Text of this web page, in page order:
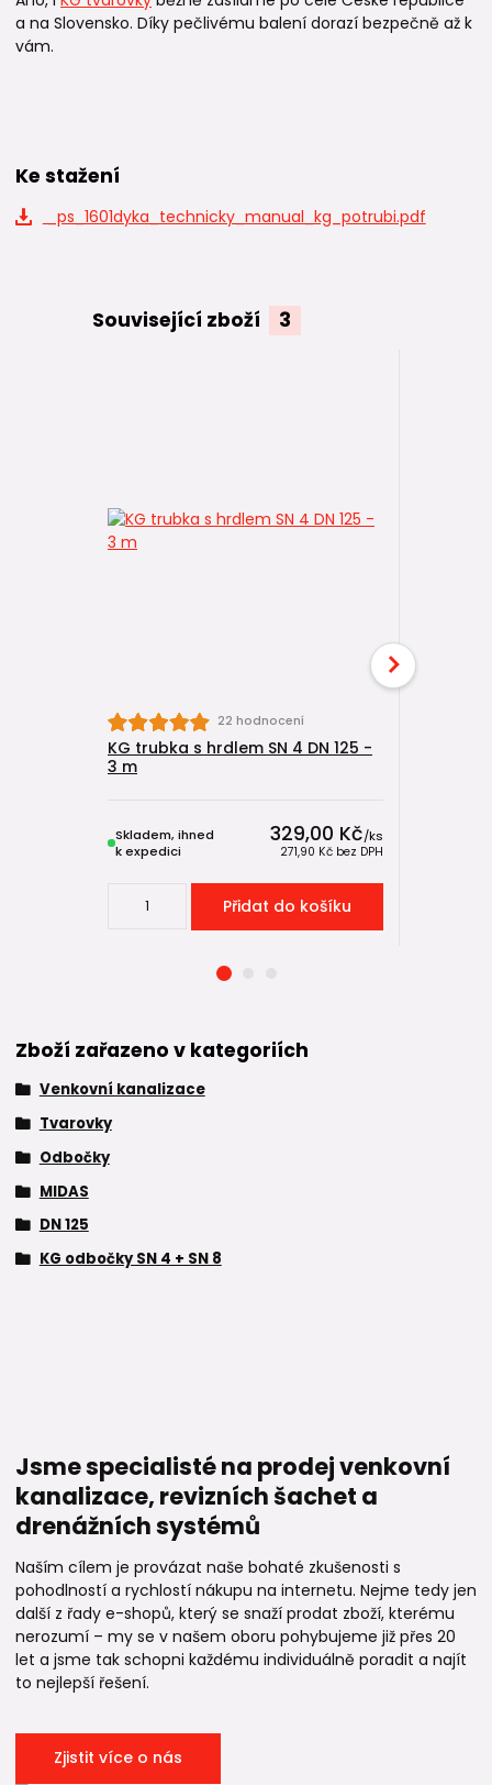
a na Slovensko. Díky pečlivému balení dorazí bezpečně až k
vám.
Ke stažení
_ps_1601dyka_technicky_manual_kg_potrubi.pdf
Související zboží 3
22 hodnocení
KG trubka s hrdlem SN 4 DN 125 -
3 m
329,00 Kč/ks
271,90 Kč bez DPH
Skladem, ihned
k expedici
Přidat do košíku
Zboží zařazeno v kategoriích
Venkovní kanalizace
Tvarovky
Odbočky
MIDAS
DN 125
KG odbočky SN 4 + SN 8
Jsme specialisté na prodej venkovní
kanalizace, revizních šachet a
drenážních systémů
Naším cílem je provázat naše bohaté zkušenosti s
pohodlností a rychlostí nákupu na internetu. Nejme tedy jen
další z řady e-shopů, který se snaží prodat zboží, kterému
nerozumí – my se v našem oboru pohybujeme již přes 20
let a jsme tak schopni každému individuálně poradit a najít
to nejlepší řešení.
Zjistit více o nás